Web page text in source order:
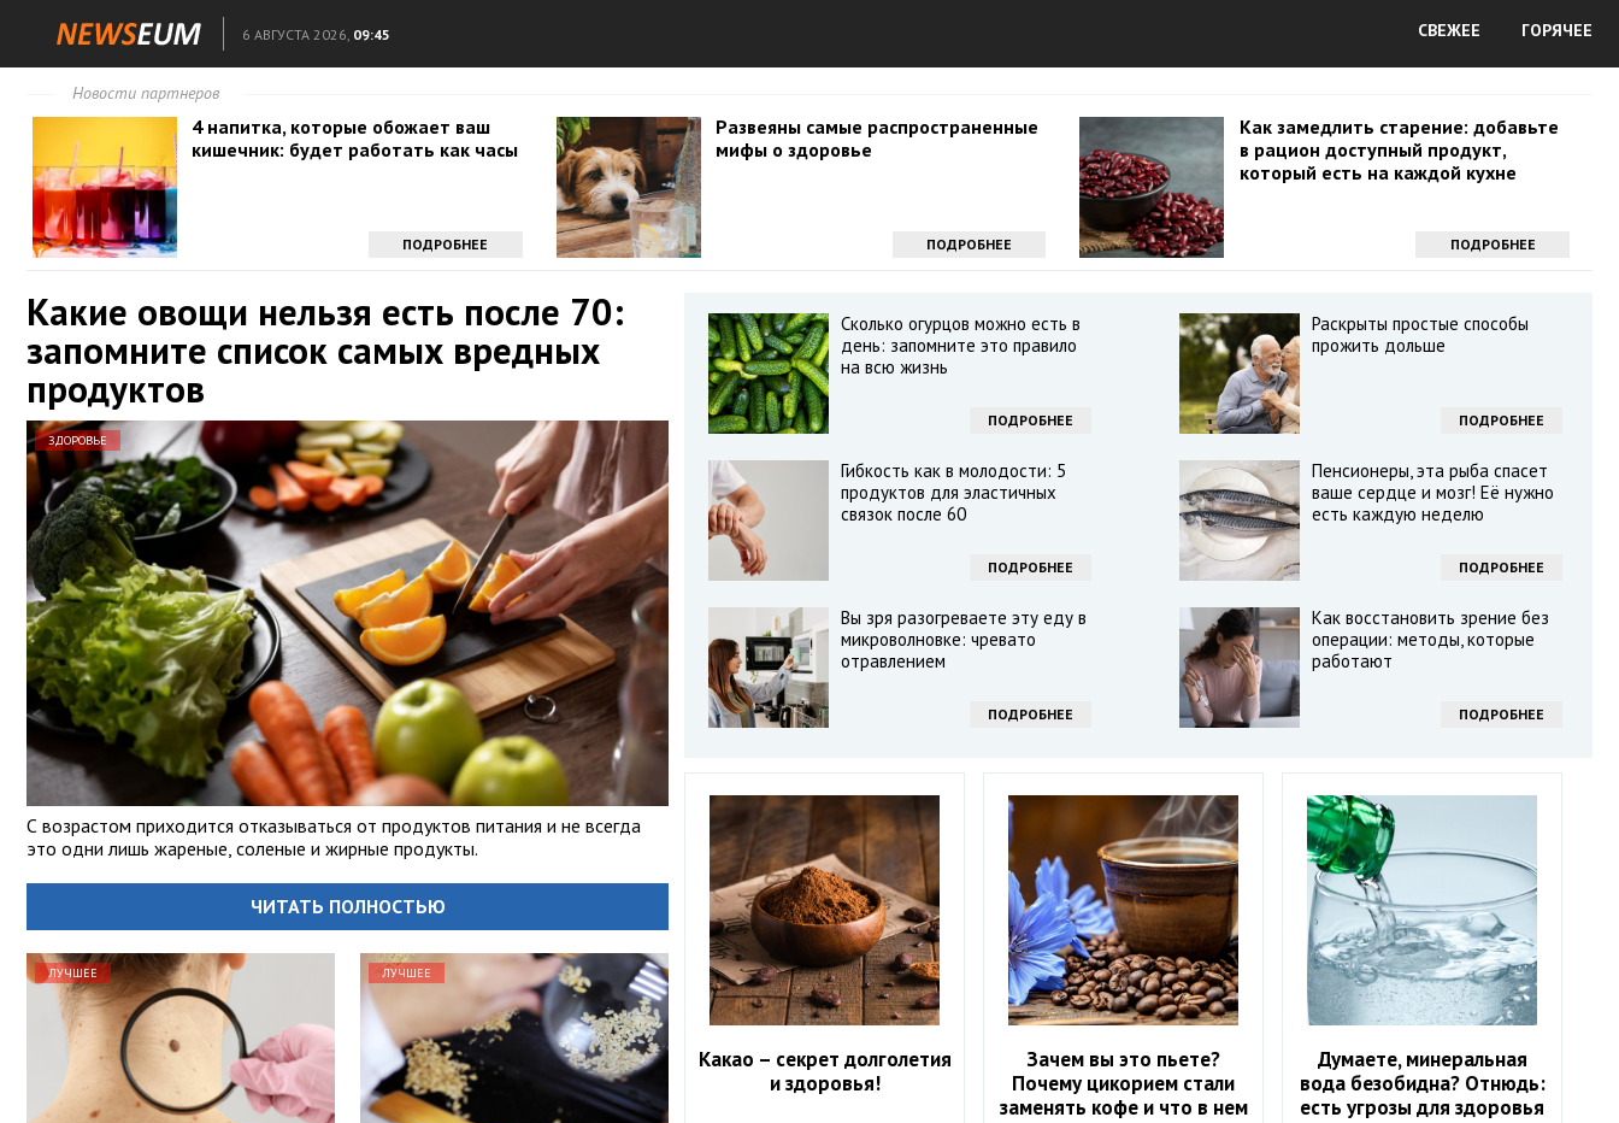
6 АВГУСТА 2026, 09:45 СВЕЖЕЕ ГОРЯЧЕЕ
Новости партнеров
4 напитка, которые обожает ваш
кишечник: будет работать как часы
ПОДРОБНЕЕ
Развеяны самые распространенные
мифы о здоровье
ПОДРОБНЕЕ
Как замедлить старение: добавьте
в рацион доступный продукт,
который есть на каждой кухне
ПОДРОБНЕЕ
Какие овощи нельзя есть после 70:
запомните список самых вредных
продуктов
ЗДОРОВЬЕ
С возрастом приходится отказываться от продуктов питания и не всегда
это одни лишь жареные, соленые и жирные продукты.
ЧИТАТЬ ПОЛНОСТЬЮ
ЛУЧШЕЕ ЛУЧШЕЕ
Сколько огурцов можно есть в
день: запомните это правило
на всю жизнь
ПОДРОБНЕЕ
Раскрыты простые способы
прожить дольше
ПОДРОБНЕЕ
Гибкость как в молодости: 5
продуктов для эластичных
связок после 60
ПОДРОБНЕЕ
Пенсионеры, эта рыба спасет
ваше сердце и мозг! Её нужно
есть каждую неделю
ПОДРОБНЕЕ
Вы зря разогреваете эту еду в
микроволновке: чревато
отравлением
ПОДРОБНЕЕ
Как восстановить зрение без
операции: методы, которые
работают
ПОДРОБНЕЕ
Какао – секрет долголетия
и здоровья!
Зачем вы это пьете?
Почему цикорием стали
заменять кофе и что в нем
Думаете, минеральная
вода безобидна? Отнюдь:
есть угрозы для здоровья